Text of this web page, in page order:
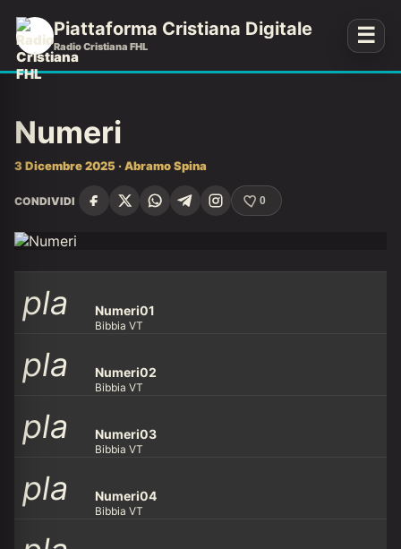
Piattaforma Cristiana Digitale
Radio Cristiana FHL ☰
Numeri
3 Dicembre 2025 · Abramo Spina
CONDIVIDI 0
pla
y_ar
row
Numeri01
Bibbia VT
pla
y_ar
row
Numeri02
Bibbia VT
pla
y_ar
Numeri03
Bibbia VT
pla
Numeri04
Bibbia VT